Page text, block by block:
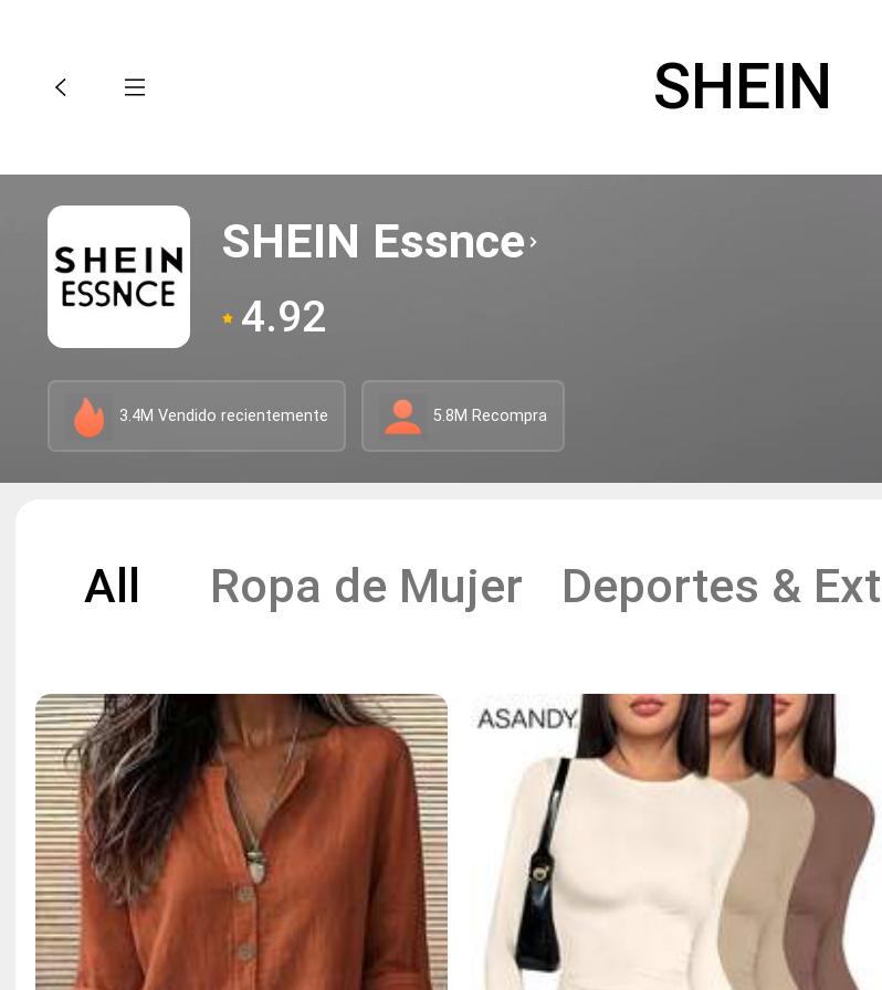
SHEIN
SHEIN Essnce
4.92
3.4M Vendido recientemente 5.8M Recompra
All Ropa de Mujer Deportes &